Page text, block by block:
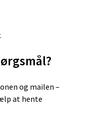
og mailen –
at hente